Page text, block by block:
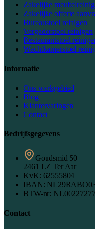
Zakelijke
Zakelijke offerte
Bureaustoel reinigen
Vergaderstoel reinigen
Restaurantstoel
Wachtkamerstoel
Informatie
Ons werkgebied
Blog
Klantervaringen
Contact
Bedrijfsgegevens
Goudsmid 50
2461 LZ Ter Aar
KvK: 62555804
IBAN:
BTW-nr:
Contact